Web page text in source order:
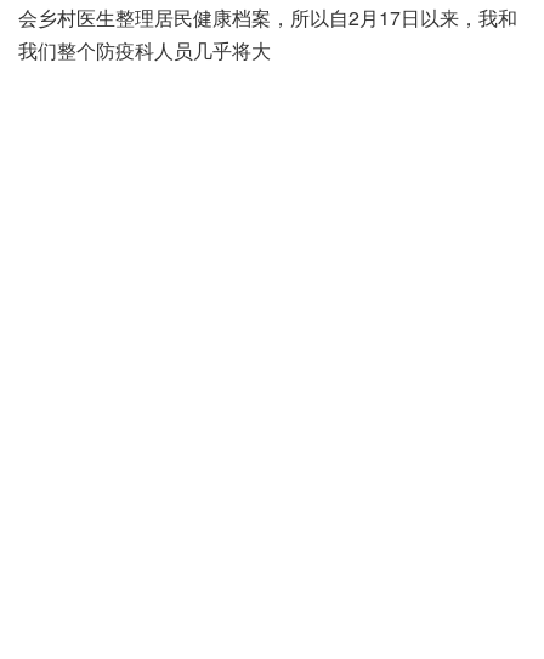
会乡村医生整理居民健康档案，所以自2月17日以来，我和
我们整个防疫科人员几乎将大